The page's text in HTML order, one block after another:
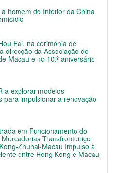
homem do Interior da China
Fai, na cerimónia de
direcção da Associação de
Macau e no 10.º aniversário
a explorar modelos
para impulsionar a renovação
em Funcionamento do
Transfronteiriço
Zhuhai-Macau Impulso à
entre Hong Kong e Macau